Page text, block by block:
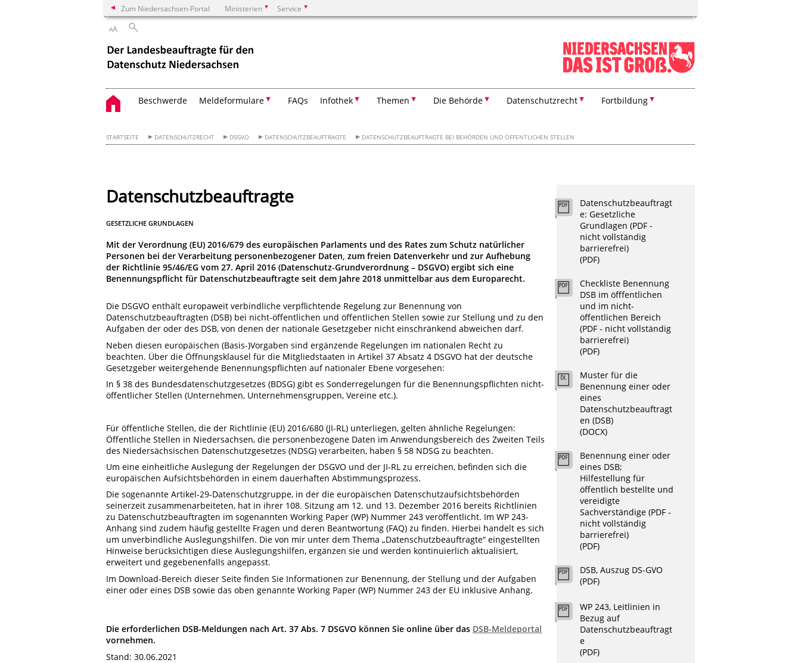
Zum Niedersachsen-Portal Ministerien Service
AA
Beschwerde Meldeformulare FAQs Infothek Themen Die Behörde Datenschutzrecht Fortbildung
STARTSEITE DATENSCHUTZRECHT DSGVO DATENSCHUTZBEAUFTRAGTE DATENSCHUTZBEAUFTRAGTE BEI BEHÖRDEN UND ÖFFENTLICHEN STELLEN
Datenschutzbeauftragte
GESETZLICHE GRUNDLAGEN
Mit der Verordnung (EU) 2016/679 des europäischen Parlaments und des Rates zum Schutz natürlicher
Personen bei der Verarbeitung personenbezogener Daten, zum freien Datenverkehr und zur Aufhebung
der Richtlinie 95/46/EG vom 27. April 2016 (Datenschutz-Grundverordnung – DSGVO) ergibt sich eine
Benennungspflicht für Datenschutzbeauftragte seit dem Jahre 2018 unmittelbar aus dem Europarecht.
Die DSGVO enthält europaweit verbindliche verpflichtende Regelung zur Benennung von
Datenschutzbeauftragten (DSB) bei nicht-öffentlichen und öffentlichen Stellen sowie zur Stellung und zu den
Aufgaben der oder des DSB, von denen der nationale Gesetzgeber nicht einschränkend abweichen darf.
Neben diesen europäischen (Basis-)Vorgaben sind ergänzende Regelungen im nationalen Recht zu
beachten. Über die Öffnungsklausel für die Mitgliedstaaten in Artikel 37 Absatz 4 DSGVO hat der deutsche
Gesetzgeber weitergehende Benennungspflichten auf nationaler Ebene vorgesehen:
In § 38 des Bundesdatenschutzgesetzes (BDSG) gibt es Sonderregelungen für die Benennungspflichten nicht-
öffentlicher Stellen (Unternehmen, Unternehmensgruppen, Vereine etc.).
Für öffentliche Stellen, die der Richtlinie (EU) 2016/680 (JI-RL) unterliegen, gelten ähnliche Regelungen:
Öffentliche Stellen in Niedersachsen, die personenbezogene Daten im Anwendungsbereich des Zweiten Teils
des Niedersächsischen Datenschutzgesetzes (NDSG) verarbeiten, haben § 58 NDSG zu beachten.
Um eine einheitliche Auslegung der Regelungen der DSGVO und der JI-RL zu erreichen, befinden sich die
europäischen Aufsichtsbehörden in einem dauerhaften Abstimmungsprozess.
Die sogenannte Artikel-29-Datenschutzgruppe, in der die europäischen Datenschutzaufsichtsbehörden
seinerzeit zusammenarbeiteten, hat in ihrer 108. Sitzung am 12. und 13. Dezember 2016 bereits Richtlinien
zu Datenschutzbeauftragten im sogenannten Working Paper (WP) Nummer 243 veröffentlicht. Im WP 243-
Anhang sind zudem häufig gestellte Fragen und deren Beantwortung (FAQ) zu finden. Hierbei handelt es sich
um unverbindliche Auslegungshilfen. Die von mir unter dem Thema „Datenschutzbeauftragte“ eingestellten
Hinweise berücksichtigen diese Auslegungshilfen, ergänzen sie und werden kontinuierlich aktualisiert,
erweitert und gegebenenfalls angepasst.
Im Download-Bereich dieser Seite finden Sie Informationen zur Benennung, der Stellung und der Aufgaben
einer oder eines DSB sowie das oben genannte Working Paper (WP) Nummer 243 der EU inklusive Anhang.
Die erforderlichen DSB-Meldungen nach Art. 37 Abs. 7 DSGVO können Sie online über das DSB-Meldeportal
vornehmen.
Stand: 30.06.2021
Datenschutzbeauftragt
e: Gesetzliche
Grundlagen (PDF -
nicht vollständig
barrierefrei)
(PDF)
Checkliste Benennung
DSB im öfffentlichen
und im nicht-
öffentlichen Bereich
(PDF - nicht vollständig
barrierefrei)
(PDF)
Muster für die
Benennung einer oder
eines
Datenschutzbeauftragt
en (DSB)
(DOCX)
Benennung einer oder
eines DSB;
Hilfestellung für
öffentlich bestellte und
vereidigte
Sachverständige (PDF -
nicht vollständig
barrierefrei)
(PDF)
DSB, Auszug DS-GVO
(PDF)
WP 243, Leitlinien in
Bezug auf
Datenschutzbeauftragt
e
(PDF)